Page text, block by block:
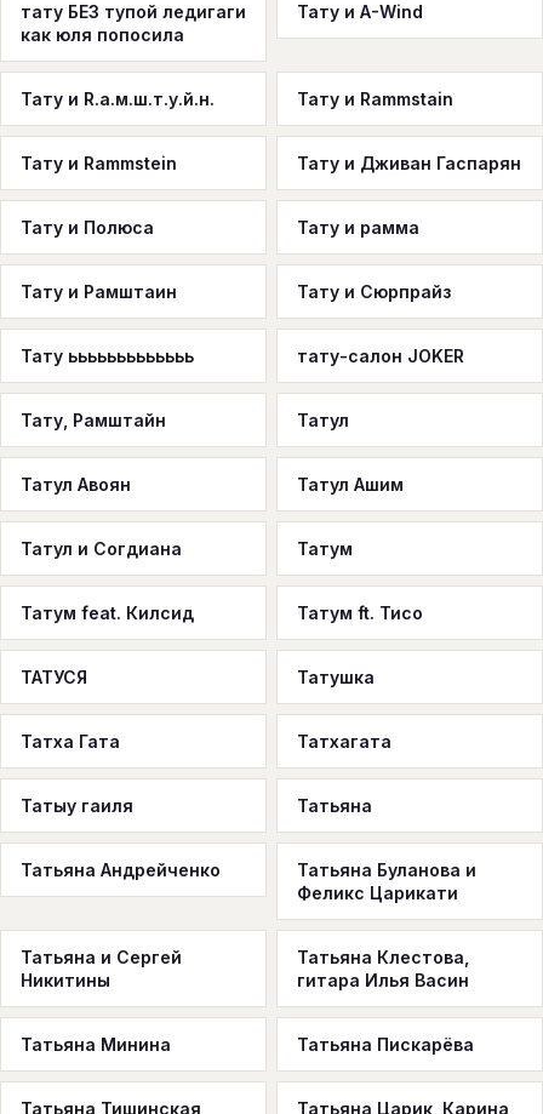
тату БЕЗ тупой ледигаги
как юля попосила
Тату и A-Wind
Тату и R.а.м.ш.т.у.й.н. Тату и Rammstain
Тату и Rammstein Тату и Дживан Гаспарян
Тату и Полюса Тату и рамма
Тату и Рамштаин Тату и Сюрпрайз
Тату ььььььььььььь тату-салон JOKER
Тату, Рамштайн Татул
Татул Авоян Татул Ашим
Татул и Согдиана Татум
Татум feat. Килсид Татум ft. Тисо
ТАТУСЯ Татушка
Татха Гата Татхагата
Татыу гаиля Татьяна
Татьяна Андрейченко
Татьяна Буланова и
Феликс Царикати
Татьяна и Сергей
Никитины
Татьяна Клестова,
гитара Илья Васин
Татьяна Минина Татьяна Пискарёва
Татьяна Тишинская
Татьяна Царик, Карина